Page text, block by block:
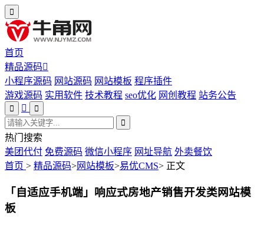
首页
精品源码
小程序源码 网站源码 网站模板 程序插件
游戏源码 实用软件 技术教程 seo优化 网创教程 站务公告
热门搜索
美团代付 免费源码 微信小程序 网址导航 外卖餐饮
首页 > 精品源码>网站模板>易优CMS> 正文
「自适应手机端」响应式房地产销售开发类网站模
板